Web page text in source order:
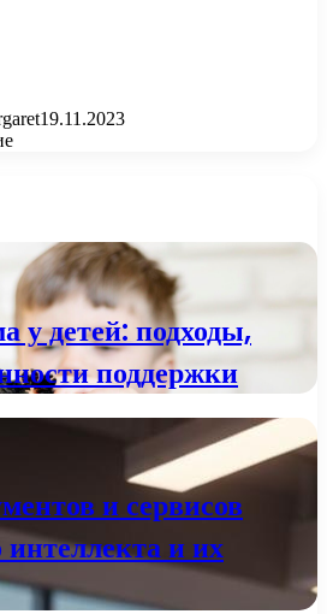
19.11.2023
у детей: подходы,
поддержки
и сервисов
интеллекта и их